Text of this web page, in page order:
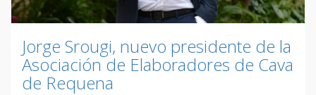
Jorge Srougi, nuevo presidente de la
Asociación de Elaboradores de Cava
de Requena